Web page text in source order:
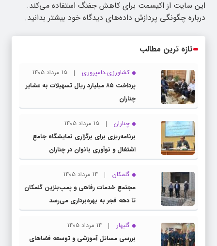
این سایت از اکیسمت برای کاهش جفنگ استفاده می‌کند.
درباره چگونگی پردازش داده‌های دیدگاه خود بیشتر بدانید.
تازه ترین مطالب
کشاورزی،دامپروری
15 مرداد 1405
پرداخت ۸۵ میلیارد ریال تسهیلات به عشایر
چناران
چناران
15 مرداد 1405
برنامه‌ریزی برای برگزاری نمایشگاه جامع
اشتغال و نوآوری بانوان در چناران
گلمکان
14 مرداد 1405
مجتمع خدمات رفاهی و پمپ‌بنزین گلمکان
تا دهه فجر به بهره‌برداری می‌رسد
گلبهار
14 مرداد 1405
بررسی مسائل آموزشی و توسعه فضاهای